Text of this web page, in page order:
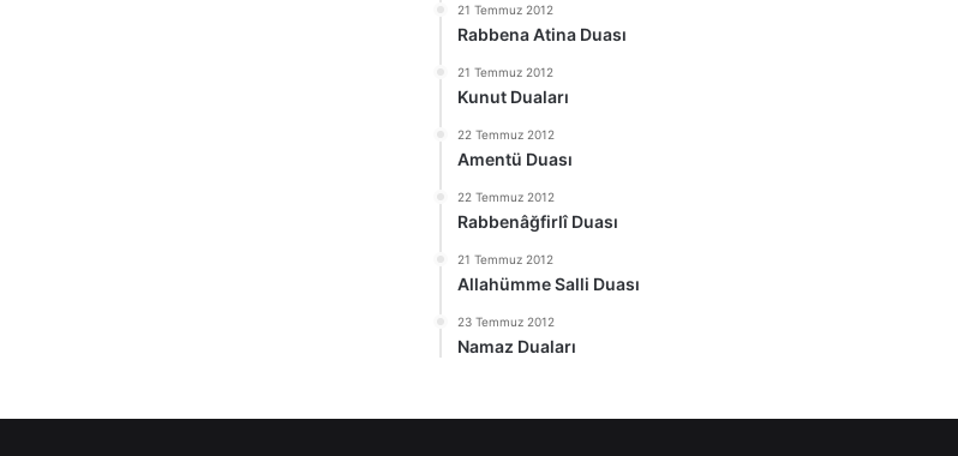
21 Temmuz 2012
Rabbena Atina Duası
21 Temmuz 2012
Kunut Duaları
22 Temmuz 2012
Amentü Duası
22 Temmuz 2012
Rabbenâğfirlî Duası
21 Temmuz 2012
Allahümme Salli Duası
23 Temmuz 2012
Namaz Duaları